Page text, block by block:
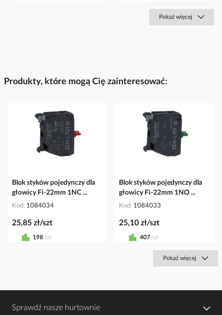
Pokaż więcej
Produkty, które mogą Cię zainteresować:
Blok styków pojedynczy dla
głowicy Fi-22mm 1NC ...
Kod 1084034
25,85 zł/szt
198 szt
Blok styków pojedynczy dla
głowicy Fi-22mm 1NO ...
Kod 1084033
25,10 zł/szt
407 szt
Pokaż więcej
Sprawdź nasze hurtownie